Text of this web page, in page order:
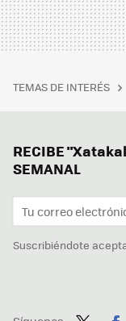
TEMAS DE INTERÉS
RECIBE
SEMANAL
Suscribiéndote